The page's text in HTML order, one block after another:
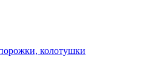
колотушки